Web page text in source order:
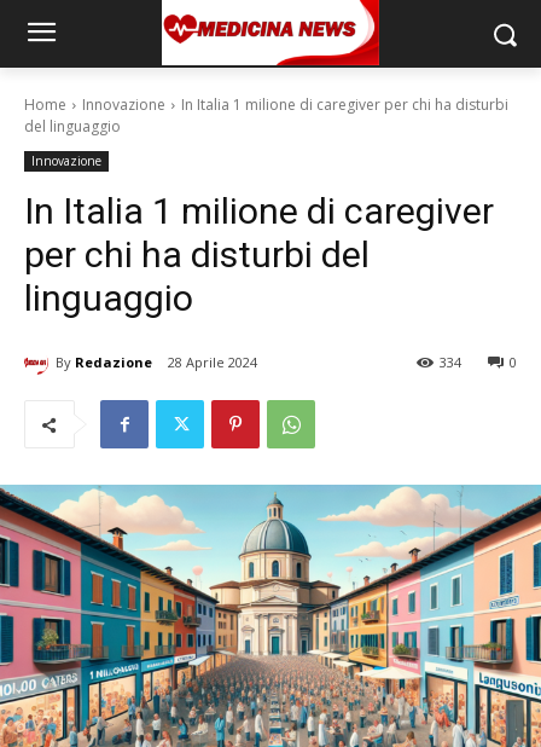
Home Innovazione
In Italia 1 milione di caregiver per chi ha disturbi
del linguaggio
Innovazione
In Italia 1 milione di caregiver
per chi ha disturbi del
linguaggio
By Redazione 28 Aprile 2024 0
334